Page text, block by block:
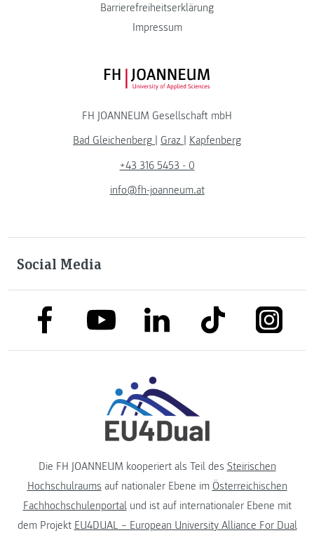
Barrierefreiheitserklärung
Impressum
FH JOANNEUM Logo
FH JOANNEUM Gesellschaft mbH
Bad Gleichenberg
Graz
Kapfenberg
+43 316 5453 - 0
info@fh-joanneum.at
Social Media
link to facebooklink to youtubelink to linkedinlink to tiktok
Die FH JOANNEUM kooperiert als Teil des Steirischen
Hochschulraums auf nationaler Ebene im Österreichischen
Fachhochschulenportalund ist auf internationaler Ebene mit
dem Projekt EU4DUAL – European University Alliance For Dual